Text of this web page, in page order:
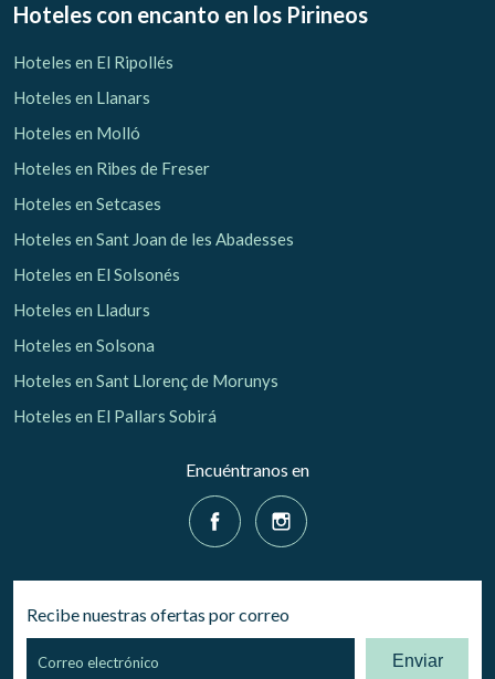
Hoteles con encanto en los Pirineos
Hoteles en El Ripollés
Hoteles en Llanars
Hoteles en Molló
Hoteles en Ribes de Freser
Hoteles en Setcases
Hoteles en Sant Joan de les Abadesses
Hoteles en El Solsonés
Hoteles en Lladurs
Hoteles en Solsona
Hoteles en Sant Llorenç de Morunys
Hoteles en El Pallars Sobirá
Encuéntranos en
Recibe nuestras ofertas por correo
Enviar